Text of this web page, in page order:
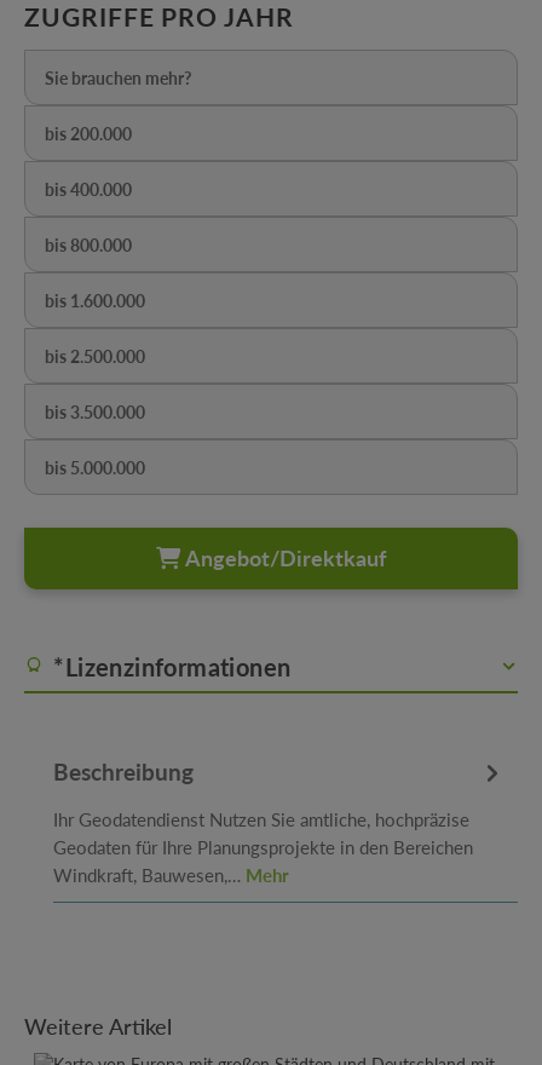
ZUGRIFFE PRO JAHR
Sie brauchen mehr?
(Diese Option ist zurzeit nicht verfügbar.)
bis 200.000
(Diese Option ist zurzeit nicht verfügbar.)
bis 400.000
(Diese Option ist zurzeit nicht verfügbar.)
bis 800.000
(Diese Option ist zurzeit nicht verfügbar.)
bis 1.600.000
(Diese Option ist zurzeit nicht verfügbar.)
bis 2.500.000
(Diese Option ist zurzeit nicht verfügbar.)
bis 3.500.000
(Diese Option ist zurzeit nicht verfügbar.)
bis 5.000.000
(Diese Option ist zurzeit nicht verfügbar.)
Angebot/Direktkauf
*Lizenzinformationen
Beschreibung
Ihr Geodatendienst Nutzen Sie amtliche, hochpräzise
Geodaten für Ihre Planungsprojekte in den Bereichen
Windkraft, Bauwesen,… Mehr
Produktgalerie überspringen
Weitere Artikel